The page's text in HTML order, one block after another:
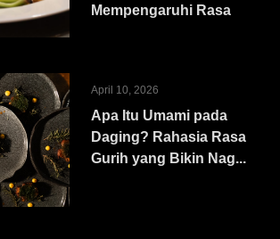
Mempengaruhi Rasa
April 10, 2026
Apa Itu Umami pada
Daging? Rahasia Rasa
Gurih yang Bikin Nag...